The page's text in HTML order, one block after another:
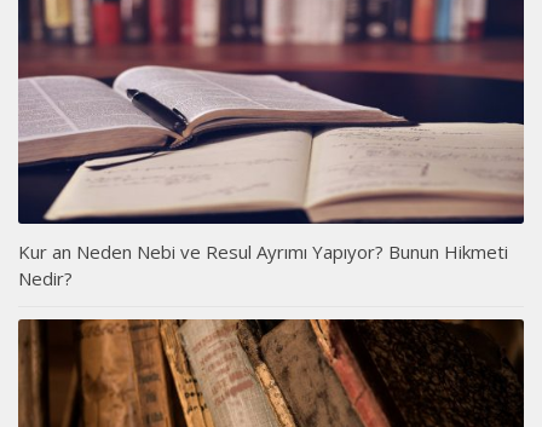
Kur an Neden Nebi ve Resul Ayrımı Yapıyor? Bunun Hikmeti
Nedir?